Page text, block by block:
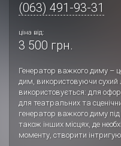
(063) 491-93-31
ціна від:
3 500 грн.
Генератор важкого диму –
дим, використовуючи сухий
використовується: для
для театральних та
генератор важкого диму
також інших місцях, де
моменту, створити